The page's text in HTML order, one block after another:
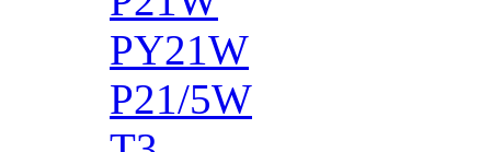
PY21W
P21/5W